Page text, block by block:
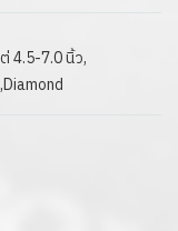
4.5-7.0 นิ้ว,
,Diamond